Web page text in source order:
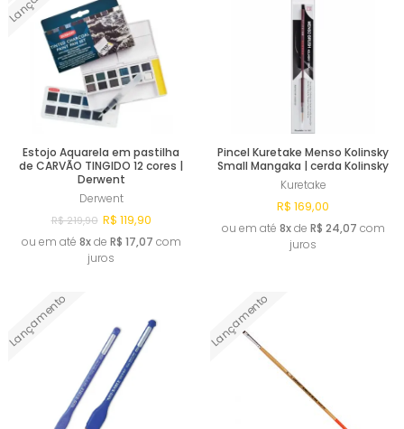
Estojo Aquarela em pastilha
de CARVÃO TINGIDO 12 cores |
Derwent
Derwent
R$ 219,90 R$ 119,90
ou em até 8xde R$ 17,07 com
juros
Pincel Kuretake Menso Kolinsky
Small Mangaka | cerda Kolinsky
Kuretake
R$ 169,00
ou em até 8xde R$ 24,07 com
juros
Lançamento Lançamento